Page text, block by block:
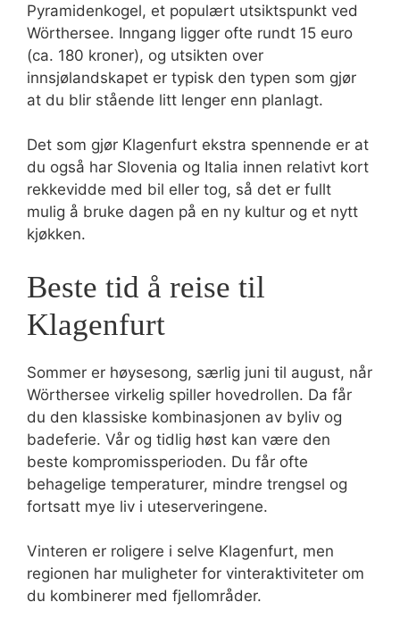
Pyramidenkogel, et populært utsiktspunkt ved
Wörthersee. Inngang ligger ofte rundt 15 euro
(ca. 180 kroner), og utsikten over
innsjølandskapet er typisk den typen som gjør
at du blir stående litt lenger enn planlagt.
Det som gjør Klagenfurt ekstra spennende er at
du også har Slovenia og Italia innen relativt kort
rekkevidde med bil eller tog, så det er fullt
mulig å bruke dagen på en ny kultur og et nytt
kjøkken.
Beste tid å reise til
Klagenfurt
Sommer er høysesong, særlig juni til august, når
Wörthersee virkelig spiller hovedrollen. Da får
du den klassiske kombinasjonen av byliv og
badeferie. Vår og tidlig høst kan være den
beste kompromissperioden. Du får ofte
behagelige temperaturer, mindre trengsel og
fortsatt mye liv i uteserveringene.
Vinteren er roligere i selve Klagenfurt, men
regionen har muligheter for vinteraktiviteter om
du kombinerer med fjellområder.